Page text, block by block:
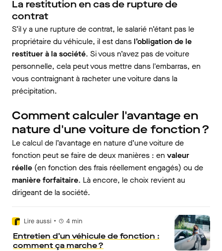
La restitution en cas de rupture de
contrat
S’il y a une rupture de contrat, le salarié n’étant pas le
propriétaire du véhicule, il est dansl’obligation de le
restituer à la société. Si vous n’avez pas de voiture
personnelle, cela peut vous mettre dans l'embarras, en
vous contraignant à racheter une voiture dans la
précipitation.
Comment calculer l'avantage en
nature d'une voiture de fonction ?
Le calcul de l’avantage en nature d’une voiture de
fonction peut se faire de deux manières : en valeur
réelle (en fonction des frais réellement engagés) ou de
manière forfaitaire. Là encore, le choix revient au
dirigeant de la société.
Lire aussi • 4 min
Entretien d’un véhicule de fonction :
comment ça marche ?